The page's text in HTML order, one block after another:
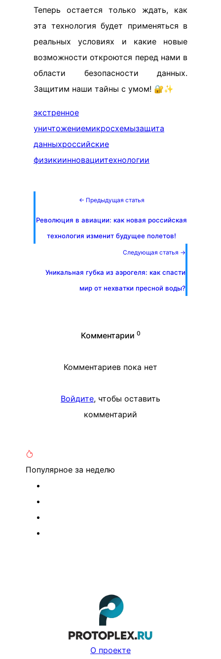
Теперь остается только ждать, как
эта технология будет применяться в
реальных условиях и какие новые
возможности откроются перед нами в
области безопасности данных.
Защитим наши тайны с умом! 🔐✨
экстренное
уничтожениемикросхемызащита
данныхроссийские
физикиинновациитехнологии
← Предыдущая статья
Революция в авиации: как новая российская
технология изменит будущее полетов!
Следующая статья →
Уникальная губка из аэрогеля: как спасти
мир от нехватки пресной воды?
Комментарии 0
Комментариев пока нет
Войдите, чтобы оставить
комментарий
Популярное за неделю
О проекте